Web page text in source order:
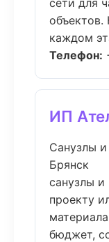
сети для
объектов.
каждом
Телефон:
ИП
Санузлы
Брянск
санузлы и
проекту
бюджет,